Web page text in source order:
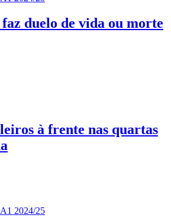
duelo de vida ou morte
à frente nas quartas
2024/25